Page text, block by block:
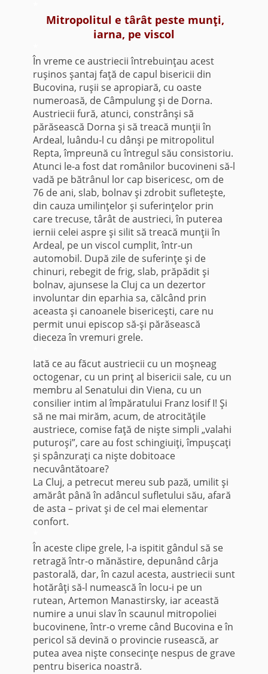
Mitropolitul e târât peste munţi,
iarna, pe viscol
În vreme ce austriecii întrebuinţau acest
ruşinos şantaj faţă de capul bisericii din
Bucovina, ruşii se apropiară, cu oaste
numeroasă, de Câmpulung şi de Dorna.
Austriecii fură, atunci, constrânşi să
părăsească Dorna şi să treacă munţii în
Ardeal, luându-l cu dânşi pe mitropolitul
Repta, împreună cu întregul său consistoriu.
Atunci le-a fost dat românilor bucovineni să-l
vadă pe bătrânul lor cap bisericesc, om de
76 de ani, slab, bolnav şi zdrobit sufleteşte,
din cauza umilinţelor şi suferinţelor prin
care trecuse, târât de austrieci, în puterea
iernii celei aspre şi silit să treacă munţii în
Ardeal, pe un viscol cumplit, într-un
automobil. După zile de suferinţe şi de
chinuri, rebegit de frig, slab, prăpădit şi
bolnav, ajunsese la Cluj ca un dezertor
involuntar din eparhia sa, călcând prin
aceasta şi canoanele bisericeşti, care nu
permit unui episcop să-şi părăsească
dieceza în vremuri grele.
Iată ce au făcut austriecii cu un moşneag
octogenar, cu un prinţ al bisericii sale, cu un
membru al Senatului din Viena, cu un
consilier intim al împăratului Franz Iosif I! Şi
să ne mai mirăm, acum, de atrocităţile
austriece, comise faţă de nişte simpli „valahi
puturoşi”, care au fost schingiuiţi, împuşcaţi
şi spânzuraţi ca nişte dobitoace
necuvântătoare?
La Cluj, a petrecut mereu sub pază, umilit şi
amărât până în adâncul sufletului său, afară
de asta – privat şi de cel mai elementar
confort.
În aceste clipe grele, l-a ispitit gândul să se
retragă într-o mănăstire, depunând cârja
pastorală, dar, în cazul acesta, austriecii sunt
hotărâţi să-l numească în locu-i pe un
rutean, Artemon Manastirsky, iar această
numire a unui slav în scaunul mitropoliei
bucovinene, într-o vreme când Bucovina e în
pericol să devină o provincie rusească, ar
putea avea nişte consecinţe nespus de grave
pentru biserica noastră.